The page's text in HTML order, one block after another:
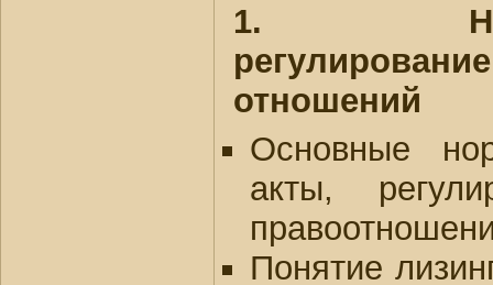
1.
отношений
Основные
акты,
Понятие